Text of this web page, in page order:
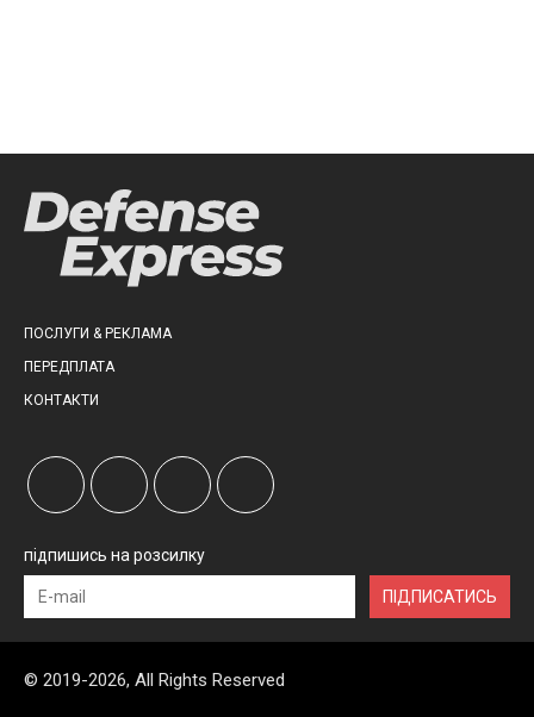
ПОСЛУГИ & РЕКЛАМА
ПЕРЕДПЛАТА
КОНТАКТИ
підпишись на розсилку
ПІДПИСАТИСЬ
© 2019-2026, All Rights Reserved